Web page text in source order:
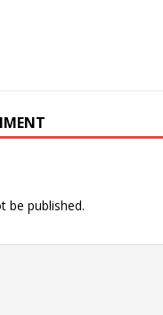
be published.